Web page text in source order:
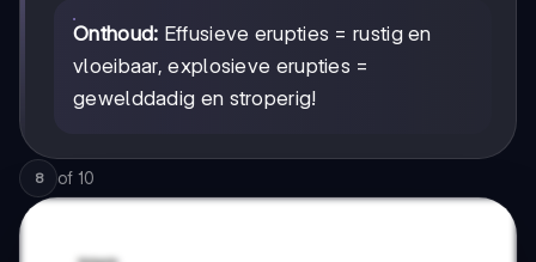
Onthoud: Effusieve erupties = rustig en
vloeibaar, explosieve erupties =
gewelddadig en stroperig!
8 of 10